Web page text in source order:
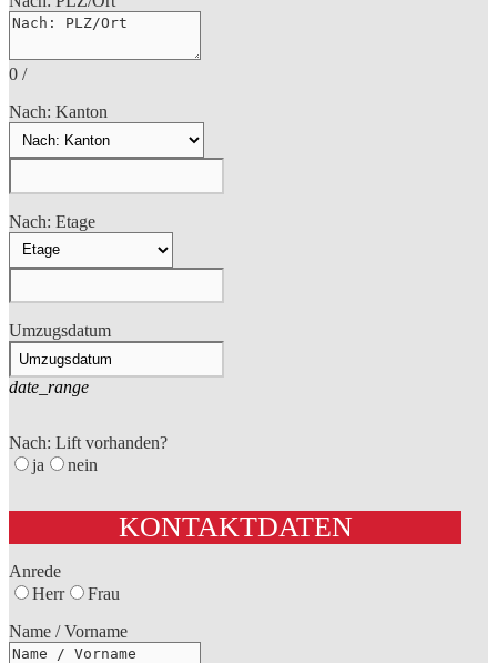
0 /
Nach: Kanton
Nach: Etage
Umzugsdatum
date_range
Nach: Lift vorhanden?
ja
nein
KONTAKTDATEN
Anrede
Herr
Frau
Name / Vorname